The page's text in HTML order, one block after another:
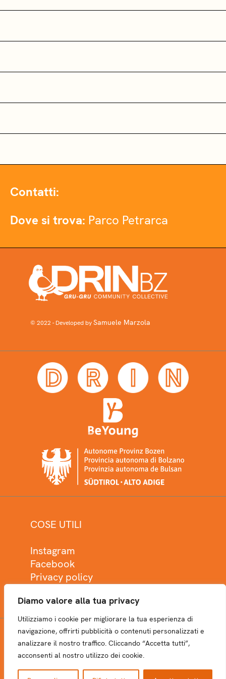
Diamo valore alla tua privacy
Utilizziamo i cookie per migliorare la tua esperienza di
navigazione, offrirti pubblicità o contenuti personalizzati e
analizzare il nostro traffico. Cliccando “Accetta tutti”,
acconsenti al nostro utilizzo dei cookie.
Contatti:
Dove si trova: Parco Petrarca
© 2022 - Developed bySamuele Marzola
COSE UTILI
Instagram
Facebook
Privacy policy
NEWSLETTER